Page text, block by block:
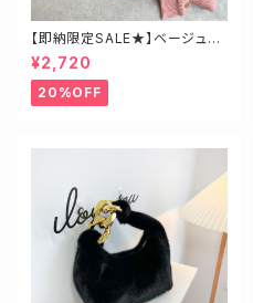
【即納限定SALE★】ベージュ・
ゴールド釦ハイネックニット
¥2,720
20%OFF